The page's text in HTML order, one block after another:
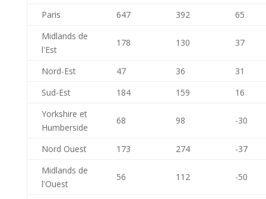
Paris 647 392
65
Midlands de
l'Est
178 130 37
Nord-Est 47 36
31
Sud-Est
184 159
16
Yorkshire et
Humberside
68 98 -30
Nord Ouest 173 274
-37
Midlands de
l'Ouest
56 112 -50